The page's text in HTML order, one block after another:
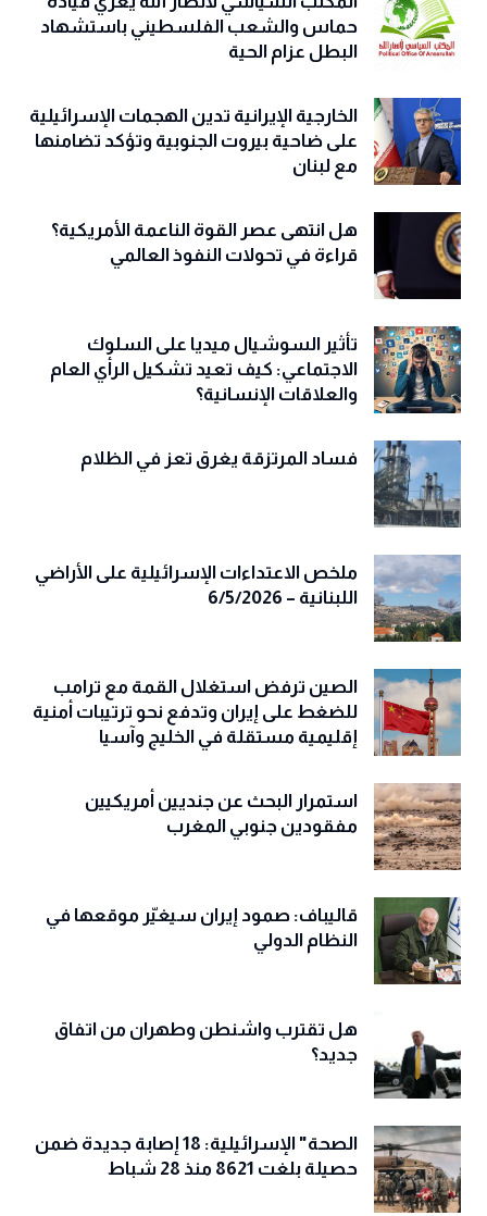
حماس والشعب الفلسطيني باستشهاد
البطل عزام الحية
الخارجية الإيرانية تدين الهجمات الإسرائيلية
على ضاحية بيروت الجنوبية وتؤكد تضامنها
مع لبنان
هل انتهى عصر القوة الناعمة الأمريكية؟
قراءة في تحولات النفوذ العالمي
تأثير السوشيال ميديا على السلوك
الاجتماعي: كيف تعيد تشكيل الرأي العام
والعلاقات الإنسانية؟
فساد المرتزقة يغرق تعز في الظلام
ملخص الاعتداءات الإسرائيلية على الأراضي
اللبنانية – 6/5/2026
الصين ترفض استغلال القمة مع ترامب
للضغط على إيران وتدفع نحو ترتيبات أمنية
إقليمية مستقلة في الخليج وآسيا
استمرار البحث عن جنديين أمريكيين
مفقودين جنوبي المغرب
قاليباف: صمود إيران سيغيّر موقعها في
النظام الدولي
هل تقترب واشنطن وطهران من اتفاق
جديد؟
الصحة" الإسرائيلية: 18 إصابة جديدة ضمن
حصيلة بلغت 8621 منذ 28 شباط